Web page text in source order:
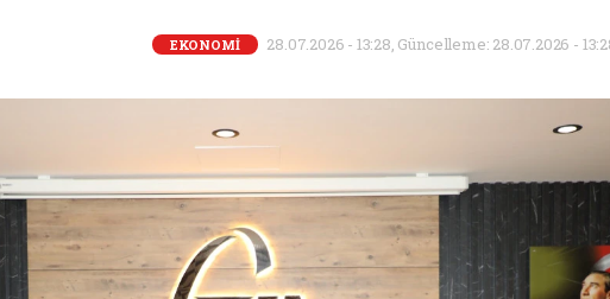
EKONOMİ 28.07.2026 - 13:28, Güncelleme: 28.07.2026 -